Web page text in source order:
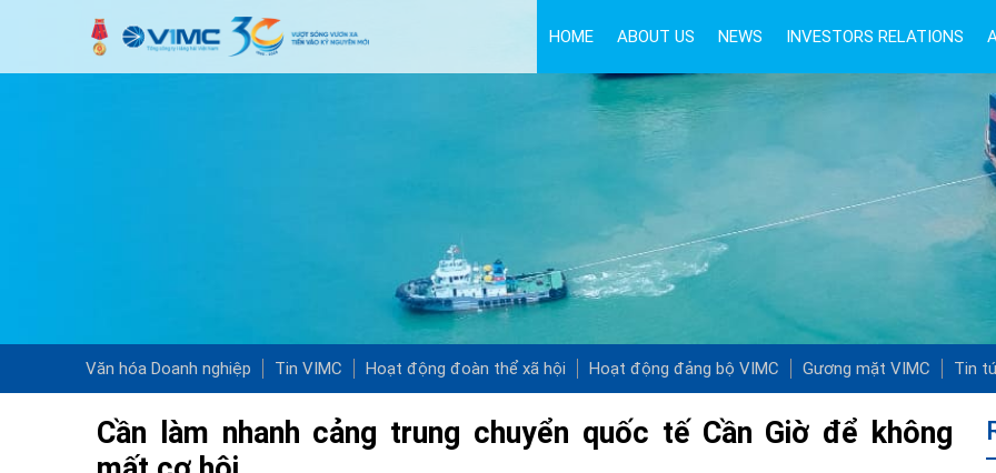
HOME ABOUT US NEWS INVESTORS RELATIONS
Văn hóa Doanh nghiệp Tin VIMC Hoạt động đoàn thể xã hội Hoạt động đảng bộ VIMC Gương mặt VIMC Tin
Cần làm nhanh cảng trung chuyển quốc tế Cần Giờ để không